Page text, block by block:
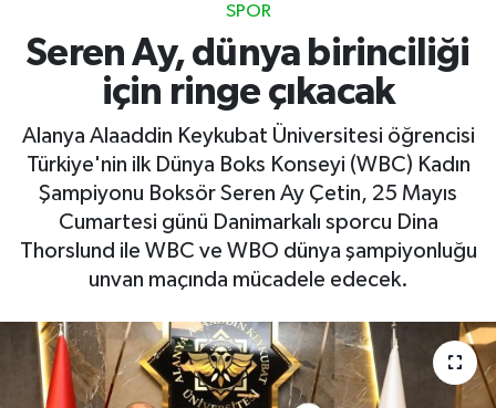
SPOR
Seren Ay, dünya birinciliği
için ringe çıkacak
Alanya Alaaddin Keykubat Üniversitesi öğrencisi
Türkiye'nin ilk Dünya Boks Konseyi (WBC) Kadın
Şampiyonu Boksör Seren Ay Çetin, 25 Mayıs
Cumartesi günü Danimarkalı sporcu Dina
Thorslund ile WBC ve WBO dünya şampiyonluğu
unvan maçında mücadele edecek.
Dünya
Ekonomi
Gizlilik İlkeleri - Privacy Policy
Gündem
Politika
Haber Arşivi